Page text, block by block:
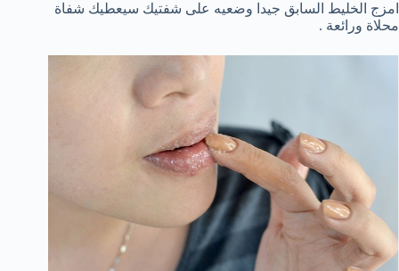
امزج الخليط السابق جيدا وضعيه على شفتيك سيعطيك شفاة
محلاة ورائعة .